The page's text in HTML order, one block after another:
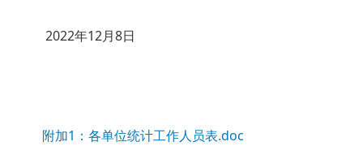
2022年12月8日
附加1：各单位统计工作人员表.doc